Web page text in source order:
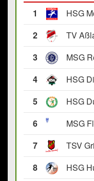
1
HSG
2
TV
3
4
HSG
5
6
7
TSV
8